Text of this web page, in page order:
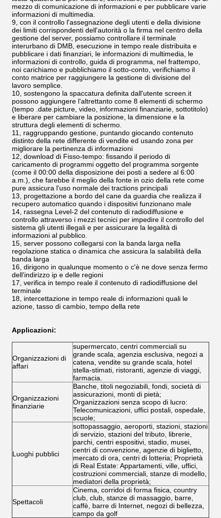
mezzo di comunicazione di informazioni e per pubblicare varie
informazioni di multimedia.
9, con il controllo l'assegnazione degli utenti e della divisione
dei limiti corrispondenti dell'autorità o la firma nel centro della
gestione del server, possiamo controllare il terminale
interurbano di DMB, esecuzione in tempo reale distribuita e
pubblicare i dati finanziari, le informazioni di multimedia, le
informazioni di controllo, guida di programma, nel frattempo,
noi carichiamo e pubblichiamo il sotto-conto, verifichiamo il
conto matrice per raggiungere la gestione di divisione del
lavoro semplice.
10, sostengono la spaccatura definita dall'utente screen.it
possono aggiungere l'altrettanto come 8 elementi di schermo
(tempo .date.picture, video, informazioni finanziarie, sottotitolo)
e liberare per cambiare la posizione, la dimensione e la
struttura degli elementi di schermo.
11, raggruppando gestione, puntando giocando contenuto
distinto della rete differente di vendite ed usando zona per
migliorare la pertinenza di informazioni
12, download di Fisso-tempo: fissando il periodo di
caricamento di programmi oggetto del programma sorgente
(come il 00:00 della disposizione dei posti a sedere al 6:00
a.m.), che farebbe il meglio della fonte in ozio della rete come
pure assicura l'uso normale dei tractions principali
13, progettazione a bordo del cane da guardia che realizza il
recupero automatico quando i dispositivi funzionano male
14, rassegna Level-2 del contenuto di radiodiffusione e
controllo attraverso i mezzi tecnici per impedire il controllo del
sistema gli utenti illegali e per assicurare la legalità di
informazioni al pubblico.
15, server possono collegarsi con la banda larga nella
regolazione statica o dinamica che assicura la salabilità della
banda larga
16, dirigono in qualunque momento o c'è ne dove senza fermo
dell'indirizzo ip e delle regioni
17, verifica in tempo reale il contenuto di radiodiffusione del
terminale
18, intercettazione in tempo reale di informazioni quali le
azione, tasso di cambio, tempo della rete
Applicazioni:
Organizzazioni di
affari
supermercato, centri commerciali su
grande scala, agenzia esclusiva, negozi a
catena, vendite su grande scala, hotel
stella-stimati, ristoranti, agenzie di viaggi,
farmacia.
Organizzazioni
finanziarie
Banche, titoli negoziabili, fondi, società di
assicurazioni, monti di pietà;
Organizzazioni senza scopo di lucro:
Telecomunicazioni, uffici postali, ospedale,
scuole;
Luoghi pubblici
sottopassaggio, aeroporti, stazioni, stazioni
di servizio, stazioni del tributo, librerie,
parchi, centri espositivi, stadio, musei,
centri di convenzione, agenzie di biglietto,
mercato di ora, centri di lotteria; Proprietà
di Real Estate: Appartamenti, ville, uffici,
costruzioni commerciali, stanze di modello,
mediatori della proprietà;
Spettacoli
Cinema, corridoi di forma fisica, country
club, club, stanze di massaggio, barre,
caffè, barre di Internet, negozi di bellezza,
campo da golf